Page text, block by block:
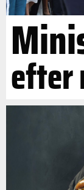
efter